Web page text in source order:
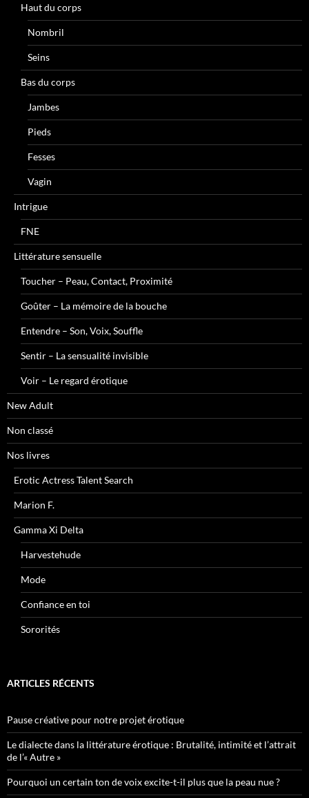
Haut du corps
Nombril
Seins
Bas du corps
Jambes
Pieds
Fesses
Vagin
Intrigue
FNE
Littérature sensuelle
Toucher – Peau, Contact, Proximité
Goûter – La mémoire de la bouche
Entendre – Son, Voix, Souffle
Sentir – La sensualité invisible
Voir – Le regard érotique
New Adult
Non classé
Nos livres
Erotic Actress Talent Search
Marion F.
Gamma Xi Delta
Harvestehude
Mode
Confiance en toi
Sororités
ARTICLES RÉCENTS
Pause créative pour notre projet érotique
Le dialecte dans la littérature érotique : Brutalité, intimité et l’attrait
de l’« Autre »
Pourquoi un certain ton de voix excite-t-il plus que la peau nue ?